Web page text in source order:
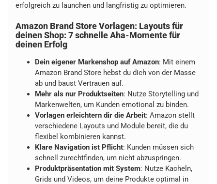
erfolgreich zu launchen und langfristig zu optimieren.
Amazon Brand Store Vorlagen: Layouts für
deinen Shop: 7 schnelle Aha-Momente für
deinen Erfolg
Dein eigener Markenshop auf Amazon: Mit einem
Amazon Brand Store hebst du dich von der Masse
ab und baust Vertrauen auf.
Mehr als nur Produktseiten: Nutze Storytelling und
Markenwelten, um Kunden emotional zu binden.
Vorlagen erleichtern dir die Arbeit: Amazon stellt
verschiedene Layouts und Module bereit, die du
flexibel kombinieren kannst.
Klare Navigation ist Pflicht: Kunden müssen sich
schnell zurechtfinden, um nicht abzuspringen.
Produktpräsentation mit System: Nutze Kacheln,
Grids und Videos, um deine Produkte optimal in